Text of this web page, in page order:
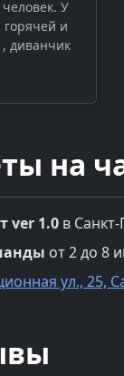
У
горячей и
диванчик
на
ver 1.0 в
от 2 до 8
ул., 25,